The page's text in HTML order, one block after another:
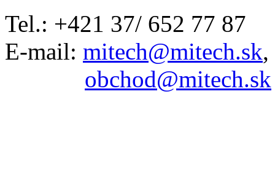
Tel.: +421 37/ 652 77 87
E-mail: mitech@mitech.sk,
obchod@mitech.sk